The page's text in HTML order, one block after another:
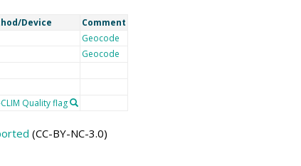
Device Comment
Geocode
Geocode
CLIM Quality flag
(CC-BY-NC-3.0)